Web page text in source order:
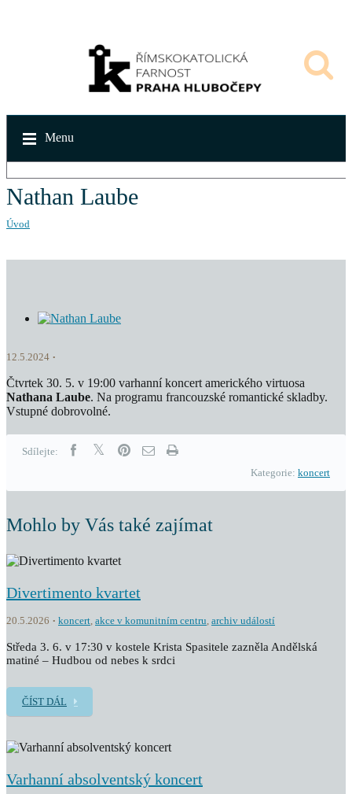
Menu
Nathan Laube
Úvod
12.5.2024
Čtvrtek 30. 5. v 19:00 varhanní koncert amerického virtuosa
Nathana Laube. Na programu francouzské romantické skladby.
Vstupné dobrovolné.
Sdílejte:
Kategorie: koncert
Mohlo by Vás také zajímat
Divertimento kvartet
20.5.2026 koncert, akce v komunitním centru, archiv událostí
Středa 3. 6. v 17:30 v kostele Krista Spasitele zazněla Andělská
matiné – Hudbou od nebes k srdci
ČÍST DÁL
Varhanní absolventský koncert